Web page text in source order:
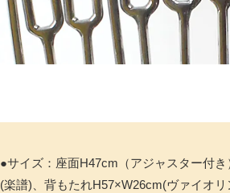
●サイズ：座面H47cm（アジャスター付
(楽譜)、背もたれH57×W26cm(ヴァイオ